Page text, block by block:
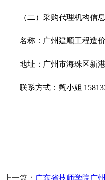
（二）采购代理机构信息
名称：广州建顺工程造价
地址：广州市海珠区新港
联系方式：甄小姐
上一篇： 广东省技师学院广